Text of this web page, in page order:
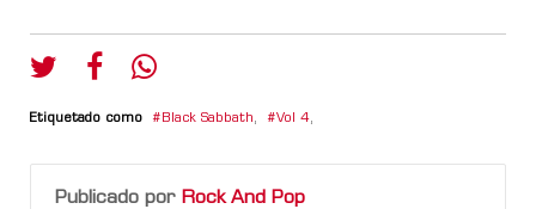
Etiquetado como Black Sabbath, Vol 4,
Publicado por Rock And Pop